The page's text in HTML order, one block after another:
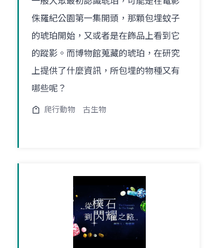
侏羅紀公園第一集開頭，那顆包埋蚊子
的琥珀開始，又或者是在飾品上看到它
的蹤影。而博物館蒐藏的琥珀，在研究
上提供了什麼資訊，所包埋的物種又有
哪些呢？
爬行動物 古生物